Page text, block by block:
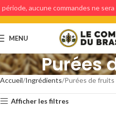
MENU
Purées
Accueil Ingrédients Purées de fruits
Afficher les filtres
période, aucune commandes ne
étant fermé, aucun retraits